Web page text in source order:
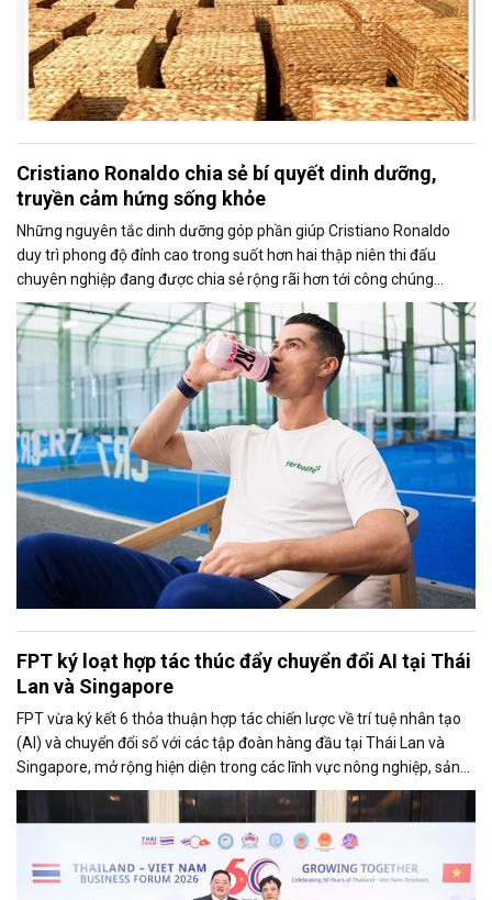
Cristiano Ronaldo chia sẻ bí quyết dinh dưỡng,
truyền cảm hứng sống khỏe
Những nguyên tắc dinh dưỡng góp phần giúp Cristiano Ronaldo
duy trì phong độ đỉnh cao trong suốt hơn hai thập niên thi đấu
chuyên nghiệp đang được chia sẻ rộng rãi hơn tới công chúng
thông qua chiến dịch toàn cầu “Fuel Like Ronaldo” do Herbalife
triển khai.
FPT ký loạt hợp tác thúc đẩy chuyển đổi AI tại Thái
Lan và Singapore
FPT vừa ký kết 6 thỏa thuận hợp tác chiến lược về trí tuệ nhân tạo
(AI) và chuyển đổi số với các tập đoàn hàng đầu tại Thái Lan và
Singapore, mở rộng hiện diện trong các lĩnh vực nông nghiệp, sản
xuất, tài chính, năng lượng, logistics và vận tải.